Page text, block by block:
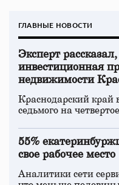
ГЛАВНЫЕ НОВОСТИ
Эксперт
инвестиционная
недвижимости
Краснодарский край
седьмого на
55%
свое рабочее место
Аналитики сети